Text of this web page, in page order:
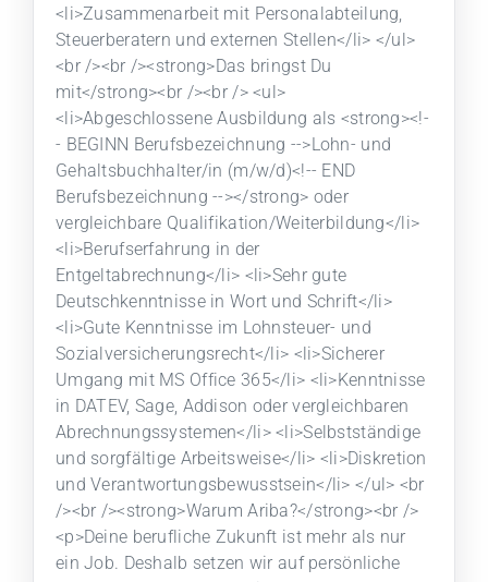
<li>Zusammenarbeit mit Personalabteilung,
Steuerberatern und externen Stellen</li> </ul>
<br /><br /><strong>Das bringst Du
mit</strong><br /><br /> <ul>
<li>Abgeschlossene Ausbildung als <strong><!-
- BEGINN Berufsbezeichnung -->Lohn- und
Gehaltsbuchhalter/in (m/w/d)<!-- END
Berufsbezeichnung --></strong> oder
vergleichbare Qualifikation/Weiterbildung</li>
<li>Berufserfahrung in der
Entgeltabrechnung</li> <li>Sehr gute
Deutschkenntnisse in Wort und Schrift</li>
<li>Gute Kenntnisse im Lohnsteuer- und
Sozialversicherungsrecht</li> <li>Sicherer
Umgang mit MS Office 365</li> <li>Kenntnisse
in DATEV, Sage, Addison oder vergleichbaren
Abrechnungssystemen</li> <li>Selbstständige
und sorgfältige Arbeitsweise</li> <li>Diskretion
und Verantwortungsbewusstsein</li> </ul> <br
/><br /><strong>Warum Ariba?</strong><br />
<p>Deine berufliche Zukunft ist mehr als nur
ein Job. Deshalb setzen wir auf persönliche